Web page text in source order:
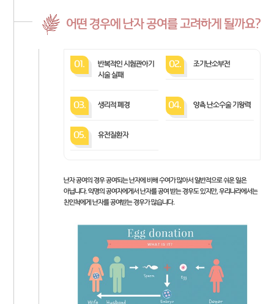
어떤 경우에 난자 공여를 고려하게 될까요?
01.
반복적인 시험관아기
시술 실패
02. 조기난소부전
03. 생리적 폐경 04. 양측 난소수술 기왕력
05. 유전질환자
난자 공여의 경우 공여되는 난자에 비해 수여가 많아서 일반적으로 쉬운 일은
아닙니다. 익명의 공여자에게서 난자를 공여 받는 경우도 있지만, 우리나라에서는
친인척에게 난자를 공여받는 경우가 많습니다.